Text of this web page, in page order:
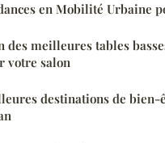
en Mobilité Urbaine
des meilleures tables
votre salon
destinations de bien-